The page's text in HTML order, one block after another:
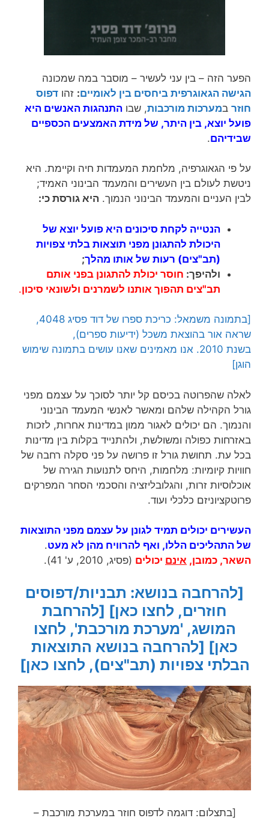
הפער הזה – בין עני לעשיר – מוסבר במה שמכונה
הגישה הגאוגרפית ביחסים בין לאומיים: זהו דפוס
חוזר במערכות מורכבות, שבו התנהגות האנשים היא
פועל יוצא, בין היתר, של מידת האמצעים הכספיים
שבידיהם.
על פי הגאוגרפיה, מלחמת המעמדות חיה וקיימת. היא
ניטשת לעולם בין העשירים והמעמד הבינוני האמיד;
לבין העניים והמעמד הבינוני הנמוך. היא גורסת כי:
הנטייה לקחת סיכונים היא פועל יוצא של
היכולת להתגונן מפני תוצאות בלתי צפויות
(תב"צים) רעות של אותו מהלך;
ולהיפך: חוסר יכולת להתגונן בפני אותם
תב"צים תהפוך אותנו לשמרנים ולשונאי סיכון.
[בתמונה משמאל: כריכת ספרו של דוד פסיג 4048,
שראה אור בהוצאת משכל (ידיעות ספרים),
בשנת 2010. אנו מאמינים שאנו עושים בתמונה שימוש
הוגן]
לאלה שהפרוטה בכיסם קל יותר לסוכך על עצמם מפני
גורל הקהילה שלהם ומאשר לאנשי המעמד הבינוני
והנמוך. הם יכולים לאגור ממון במדינות אחרות, לזכות
באזרחות כפולה ומשולשת, ולהתנייד בקלות בין מדינות
בכל עת. תחושת גורל זו פרושה על פני סקלה רחבה של
חוויות קיומיות: מלחמות, היחס לתנועות הגירה של
אוכלוסיות זרות, והגלובליזציה והסכמי הסחר המפרקים
פרוטקציוניזם כלכלי ועוד.
העשירים יכולים תמיד לגונן על עצמם מפני התוצאות
של התהליכים הללו, ואף להרוויח מהן לא מעט.
השאר, כמובן, אינם יכולים (פסיג, 2010, ע' 41).
[להרחבה בנושא: תבניות/דפוסים
חוזרים, לחצו כאן] [להרחבת
המושג, 'מערכת מורכבת', לחצו
כאן] [להרחבה בנושא התוצאות
הבלתי צפויות (תב"צים), לחצו כאן]
[בתצלום: דוגמה לדפוס חוזר במערכת מורכבת –